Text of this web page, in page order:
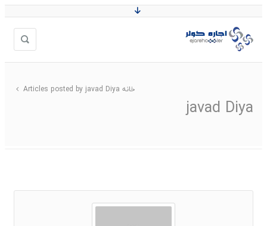
javad Diya
خانه Articles posted by javad Diya